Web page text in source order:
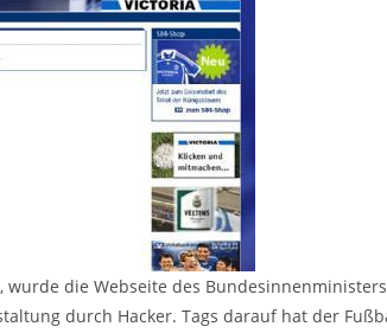
wurde die Webseite des
durch Hacker. Tags darauf hat der